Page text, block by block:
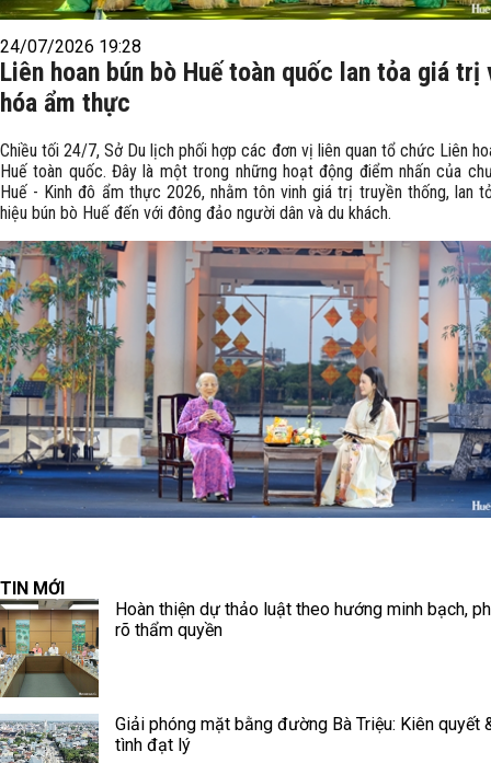
24/07/2026 19:28
Liên hoan bún bò Huế toàn quốc lan tỏa giá trị
hóa ẩm thực
Chiều tối 24/7, Sở Du lịch phối hợp các đơn vị liên quan tổ chức Liên
Huế toàn quốc. Đây là một trong những hoạt động điểm nhấn của
Huế - Kinh đô ẩm thực 2026, nhằm tôn vinh giá trị truyền thống, lan
hiệu bún bò Huế đến với đông đảo người dân và du khách.
TIN MỚI
Hoàn thiện dự thảo luật theo hướng minh bạch,
rõ thẩm quyền
Giải phóng mặt bằng đường Bà Triệu: Kiên quyết
tình đạt lý